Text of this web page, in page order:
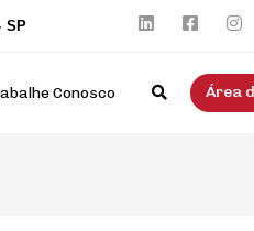
SP
Conosco Área